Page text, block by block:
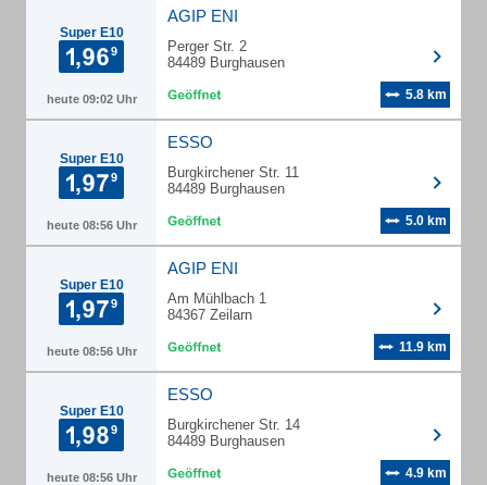
Super E10
heute 09:02 Uhr
AGIP ENI
Perger Str. 2
84489 Burghausen
5.8 km
Super E10
heute 08:56 Uhr
ESSO
Burgkirchener Str. 11
84489 Burghausen
5.0 km
Super E10
heute 08:56 Uhr
AGIP ENI
Am Mühlbach 1
84367 Zeilarn
11.9 km
Super E10
heute 08:56 Uhr
ESSO
Burgkirchener Str. 14
84489 Burghausen
4.9 km